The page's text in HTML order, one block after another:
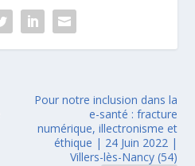
Pour notre inclusion dans la
e-santé : fracture
numérique, illectronisme et
éthique | 24 Juin 2022 |
Villers-lès-Nancy (54)